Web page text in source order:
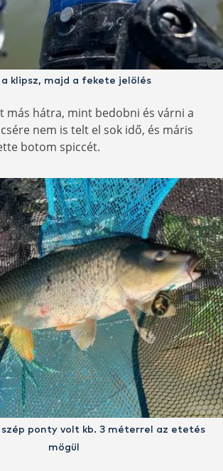
a klipsz, majd a fekete jelölés
más hátra, mint bedobni és várni a
nem is telt el sok idő, és máris
botom spiccét.
szép ponty volt kb. 3 méterrel az etetés
mögül